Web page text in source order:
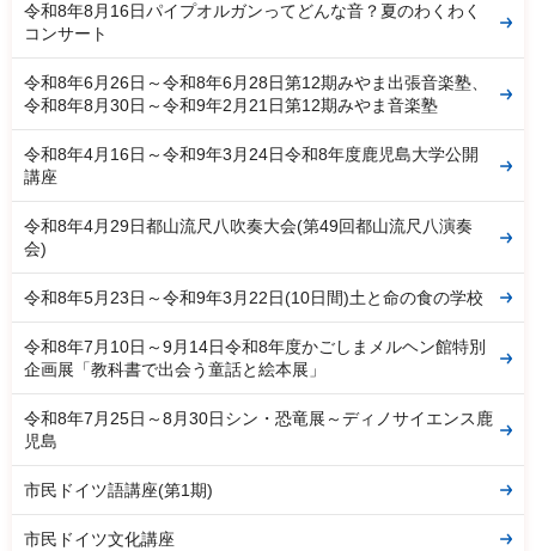
令和8年8月16日パイプオルガンってどんな音？夏のわくわく
コンサート
令和8年6月26日～令和8年6月28日第12期みやま出張音楽塾、
令和8年8月30日～令和9年2月21日第12期みやま音楽塾
令和8年4月16日～令和9年3月24日令和8年度鹿児島大学公開
講座
令和8年4月29日都山流尺八吹奏大会(第49回都山流尺八演奏
会)
令和8年5月23日～令和9年3月22日(10日間)土と命の食の学校
令和8年7月10日～9月14日令和8年度かごしまメルヘン館特別
企画展「教科書で出会う童話と絵本展」
令和8年7月25日～8月30日シン・恐竜展～ディノサイエンス鹿
児島
市民ドイツ語講座(第1期)
市民ドイツ文化講座